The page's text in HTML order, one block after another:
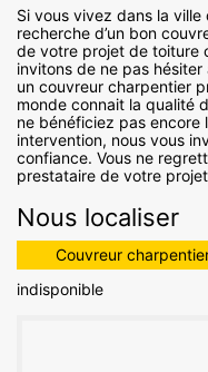
Si vous vivez dans la
recherche d’un bon
de votre projet de toiture
invitons de ne pas
un couvreur charpentier
monde connait la qualité
ne bénéficiez pas encore
intervention, nous vous
confiance. Vous ne
prestataire de votre
Nous localiser
Couvreur
indisponible